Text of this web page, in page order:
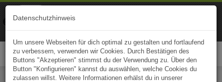
Datenschutzhinweis
Um unsere Webseiten für dich optimal zu gestalten und fortlaufend
zu verbessern, verwenden wir Cookies. Durch Bestätigen des
Buttons "Akzeptieren" stimmst du der Verwendung zu. Über den
Button "Konfigurieren" kannst du auswählen, welche Cookies du
zulassen willst. Weitere Informationen erhälst du in unserer
Naviki